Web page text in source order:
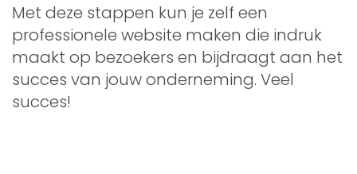
Met deze stappen kun je zelf een
professionele website maken die indruk
maakt op bezoekers en bijdraagt aan het
succes van jouw onderneming. Veel
succes!